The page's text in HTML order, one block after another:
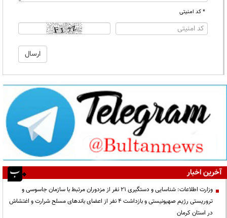
* کد امنیتی
آخرین اخبار
وزارت اطلاعات: شناسایی و دستگیری ۲۱ نفر از مزدوران مرتبط با سازمان جاسوسی و
تروریستی رژیم صهیونیستی و بازداشت ۴ نفر از اعضای باندهای مسلح شرارت و اغتشاش
در استان کرمان